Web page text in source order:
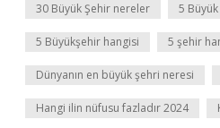
30 Büyük Şehir nereler 5
5 Büyükşehir hangisi 5 şehir
Dünyanın en büyük şehri neresi
Hangi ilin nüfusu fazladır 2024